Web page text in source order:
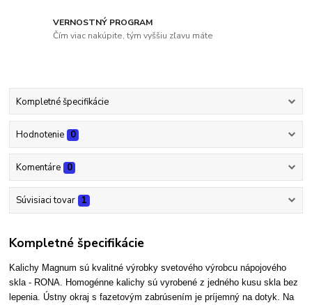
VERNOSTNÝ PROGRAM
Čím viac nakúpite, tým vyššiu zľavu máte
Kompletné špecifikácie
Hodnotenie 0
Komentáre 0
Súvisiaci tovar 1
Kompletné špecifikácie
Kalichy Magnum sú kvalitné výrobky svetového výrobcu nápojového
skla - RONA. Homogénne kalichy sú vyrobené z jedného kusu skla bez
lepenia. Ústny okraj s fazetovým zabrúsením je príjemný na dotyk. Na